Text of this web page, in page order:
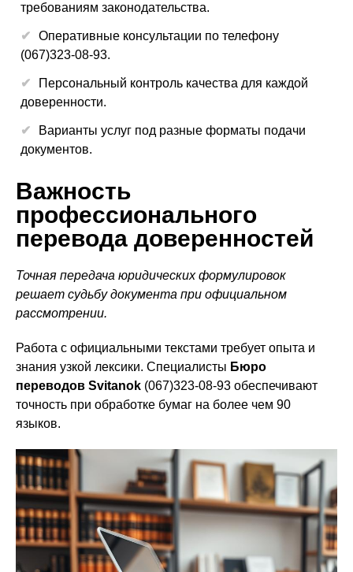
требованиям законодательства.
Оперативные консультации по телефону
(067)323-08-93.
Персональный контроль качества для каждой
доверенности.
Варианты услуг под разные форматы подачи
документов.
Важность
профессионального
перевода доверенностей
Точная передача юридических формулировок
решает судьбу документа при официальном
рассмотрении.
Работа с официальными текстами требует опыта и
знания узкой лексики. Специалисты Бюро
переводов Svitanok (067)323-08-93 обеспечивают
точность при обработке бумаг на более чем 90
языков.